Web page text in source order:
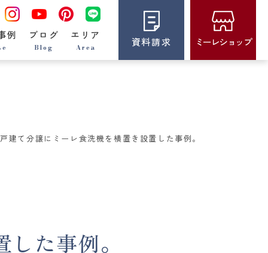
例 ブログ
Blog
エリア
Area
資料請求 ミーレショップ
建て分譲にミーレ食洗機を横置き設置した事例。
た事例。